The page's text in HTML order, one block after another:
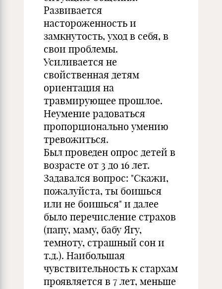
Развивается
настороженность и
замкнутость, уход в себя, в
свои проблемы.
Усиливается не
свойственная детям
ориентация на
травмирующее прошлое.
Неумение радоваться
пропорционально умению
тревожиться.
Был проведен опрос детей в
возрасте от 3 до 16 лет.
Задавался вопрос: "Скажи,
пожалуйста, ты боишься
или не боишься" и далее
было перечисление страхов
(папу, маму, бабу Ягу,
темноту, страшный сон и
т.д.). Наибольшая
чувствительность к стархам
проявляется в 7 лет, меньше